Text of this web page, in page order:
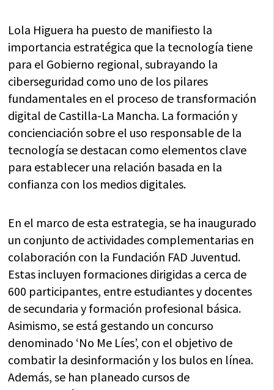
Lola Higuera ha puesto de manifiesto la
importancia estratégica que la tecnología tiene
para el Gobierno regional, subrayando la
ciberseguridad como uno de los pilares
fundamentales en el proceso de transformación
digital de Castilla-La Mancha. La formación y
concienciación sobre el uso responsable de la
tecnología se destacan como elementos clave
para establecer una relación basada en la
confianza con los medios digitales.
En el marco de esta estrategia, se ha inaugurado
un conjunto de actividades complementarias en
colaboración con la Fundación FAD Juventud.
Estas incluyen formaciones dirigidas a cerca de
600 participantes, entre estudiantes y docentes
de secundaria y formación profesional básica.
Asimismo, se está gestando un concurso
denominado ‘No Me Líes’, con el objetivo de
combatir la desinformación y los bulos en línea.
Además, se han planeado cursos de